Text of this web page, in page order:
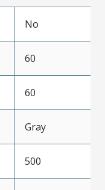
No
60
60
Gray
500